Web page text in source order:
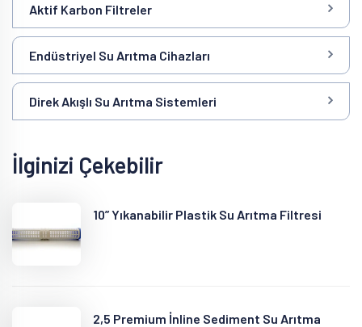
Aktif Karbon Filtreler
Endüstriyel Su Arıtma Cihazları
Direk Akışlı Su Arıtma Sistemleri
İlginizi Çekebilir
10” Yıkanabilir Plastik Su Arıtma Filtresi
2,5 Premium İnline Sediment Su Arıtma